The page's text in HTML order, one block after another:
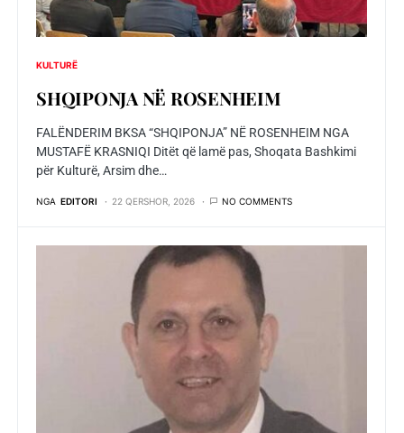
KULTURË
SHQIPONJA NЁ ROSENHEIM
FALËNDERIM BKSA “SHQIPONJA” NË ROSENHEIM NGA
MUSTAFË KRASNIQI Ditët që lamë pas, Shoqata Bashkimi
për Kulturë, Arsim dhe…
NGA EDITORI 22 QERSHOR, 2026 NO COMMENTS